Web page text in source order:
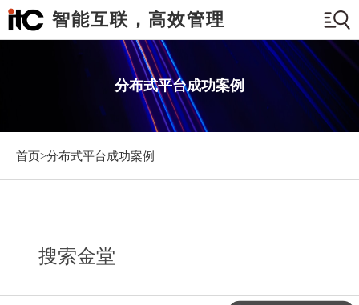
智能互联，高效管理
分布式平台成功案例
首页>分布式平台成功案例
搜索金堂